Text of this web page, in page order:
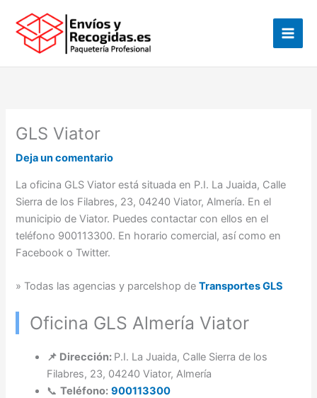
contenido
GLS Viator
Deja un comentario
La oficina GLS Viator está situada en P.I. La Juaida, Calle
Sierra de los Filabres, 23, 04240 Viator, Almería. En el
municipio de Viator. Puedes contactar con ellos en el
teléfono 900113300. En horario comercial, así como en
Facebook o Twitter.
» Todas las agencias y parcelshop deTransportes GLS
Oficina GLS Almería Viator
📌 Dirección: P.I. La Juaida, Calle Sierra de los
Filabres, 23, 04240 Viator, Almería
📞Teléfono: 900113300